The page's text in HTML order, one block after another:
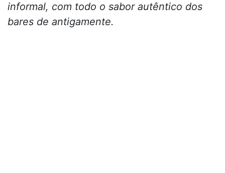
informal, com todo o sabor autêntico dos
bares de antigamente.